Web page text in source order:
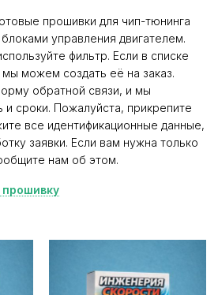
прошивки для чип-тюнинга
управления двигателем.
фильтр. Если в списке
можем создать её на заказ.
обратной связи, и мы
и сроки. Пожалуйста, прикрепите
все идентификационные данные,
заявки. Если вам нужна только
нам об этом.